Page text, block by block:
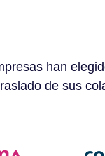
han
de sus